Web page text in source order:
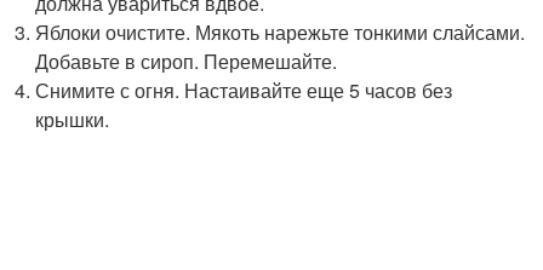
Яблоки очистите. Мякоть нарежьте тонкими слайсами.
Добавьте в сироп. Перемешайте.
Снимите с огня. Настаивайте еще 5 часов без
крышки.